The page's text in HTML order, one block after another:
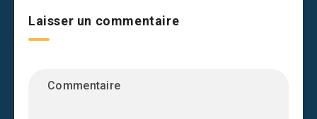
Laisser un commentaire